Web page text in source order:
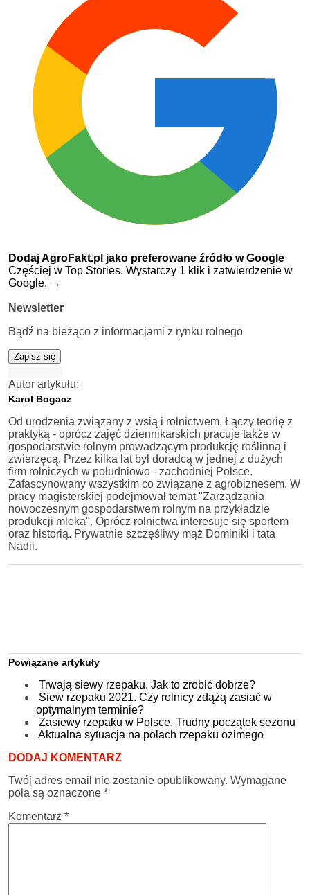
Dodaj AgroFakt.pl jako preferowane źródło w Google
Częściej w Top Stories. Wystarczy 1 klik i zatwierdzenie w
Google. →
Newsletter
Bądź na bieżąco z informacjami z rynku rolnego
Zapisz się
Autor artykułu:
Karol Bogacz
Od urodzenia związany z wsią i rolnictwem. Łączy teorię z
praktyką - oprócz zajęć dziennikarskich pracuje także w
gospodarstwie rolnym prowadzącym produkcję roślinną i
zwierzęcą. Przez kilka lat był doradcą w jednej z dużych
firm rolniczych w południowo - zachodniej Polsce.
Zafascynowany wszystkim co związane z agrobiznesem. W
pracy magisterskiej podejmował temat "Zarządzania
nowoczesnym gospodarstwem rolnym na przykładzie
produkcji mleka". Oprócz rolnictwa interesuje się sportem
oraz historią. Prywatnie szczęśliwy mąż Dominiki i tata
Nadii.
Powiązane artykuły
Trwają siewy rzepaku. Jak to zrobić dobrze?
Siew rzepaku 2021. Czy rolnicy zdążą zasiać w
optymalnym terminie?
Zasiewy rzepaku w Polsce. Trudny początek sezonu
Aktualna sytuacja na polach rzepaku ozimego
DODAJ KOMENTARZ
Twój adres email nie zostanie opublikowany. Wymagane
pola są oznaczone *
Komentarz *